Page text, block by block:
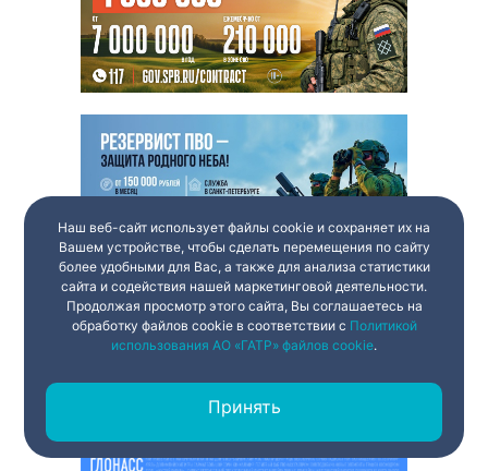
Наш веб-сайт использует файлы cookie и сохраняет их на
Вашем устройстве, чтобы сделать перемещения по сайту
более удобными для Вас, а также для анализа статистики
сайта и содействия нашей маркетинговой деятельности.
Продолжая просмотр этого сайта, Вы соглашаетесь на
обработку файлов cookie в соответствии с Политикой
использования АО «ГАТР» файлов cookie.
Принять